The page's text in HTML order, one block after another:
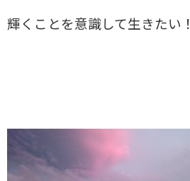
輝くことを意識して生きたい！